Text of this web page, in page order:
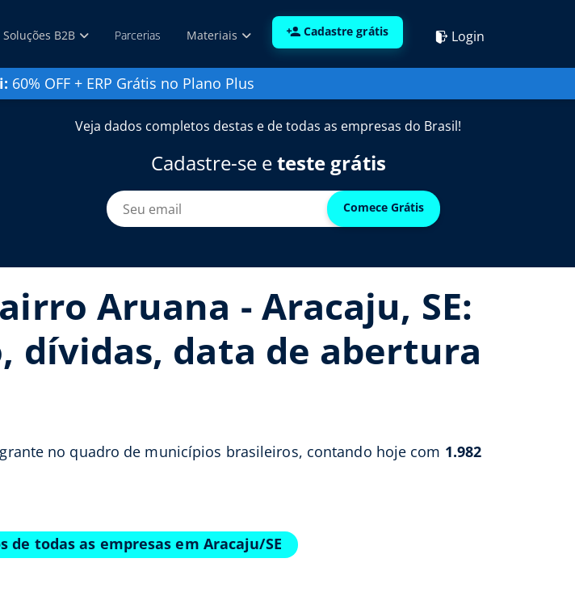
Soluções B2B Parcerias Materiais Cadastre grátis Login
60% OFF + ERP Grátis no Plano Plus
Veja dados completos destas e de todas as empresas do Brasil!
Cadastre-se eteste grátis
Comece Grátis
Aruana - Aracaju, SE:
dívidas, data de abertura
no quadro de municípios brasileiros, contando hoje com 1.982
de todas as empresas em Aracaju/SE